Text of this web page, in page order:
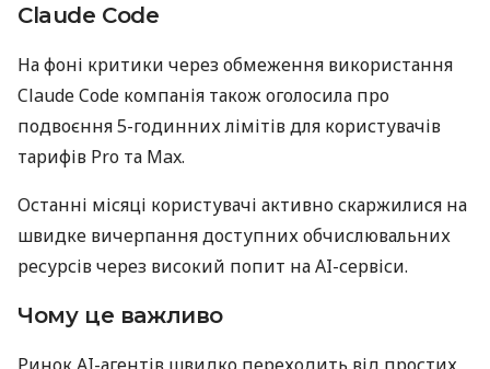
Claude Code
На фоні критики через обмеження використання
Claude Code компанія також оголосила про
подвоєння 5-годинних лімітів для користувачів
тарифів Pro та Max.
Останні місяці користувачі активно скаржилися на
швидке вичерпання доступних обчислювальних
ресурсів через високий попит на AI-сервіси.
Чому це важливо
Ринок AI-агентів швидко переходить від простих